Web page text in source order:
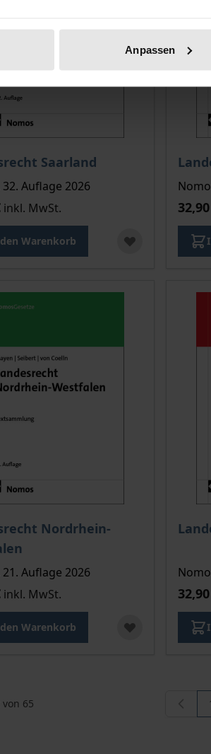
Anpassen
Saarland
Auflage 2026
inkl. MwSt.
Warenkorb
Nordrhein-
Auflage 2026
inkl. MwSt.
Warenkorb
von 65